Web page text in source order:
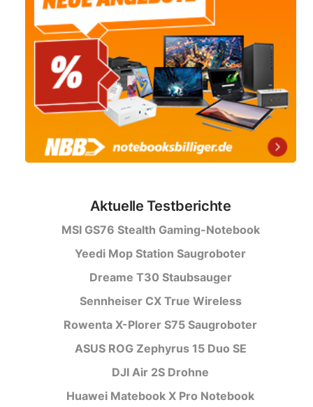
Aktuelle Testberichte
MSI GS76 Stealth Gaming-Notebook
Yeedi Mop Station Saugroboter
Dreame T30 Staubsauger
Sennheiser CX True Wireless
Rowenta X-Plorer S75 Saugroboter
ASUS ROG Zephyrus 15 Duo SE
DJI Air 2S Drohne
Huawei Matebook X Pro Notebook